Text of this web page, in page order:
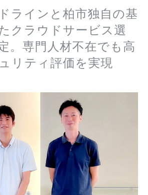
｜クラウドサービス事業者様
ラインと柏市独自の基
クラウドサービス選
。専門人材不在でも高
リティ評価を実現